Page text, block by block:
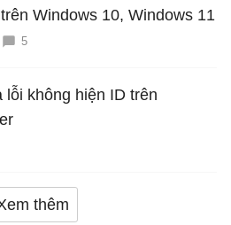
Windows 10, Windows 11
5
lỗi không hiện ID trên
thêm